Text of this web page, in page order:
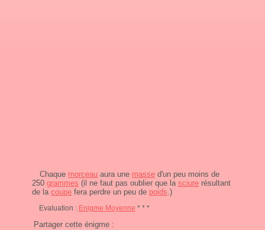
Chaque morceau aura une masse d'un peu moins de
250 grammes (il ne faut pas oublier que la sciure résultant
de la coupe fera perdre un peu de poids .)
Evaluation : Enigme Moyenne * * *
Partager cette énigme :